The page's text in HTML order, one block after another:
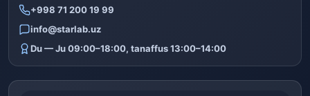
+998 71 200 19 99
info@starlab.uz
Du — Ju 09:00–18:00, tanaffus 13:00–14:00